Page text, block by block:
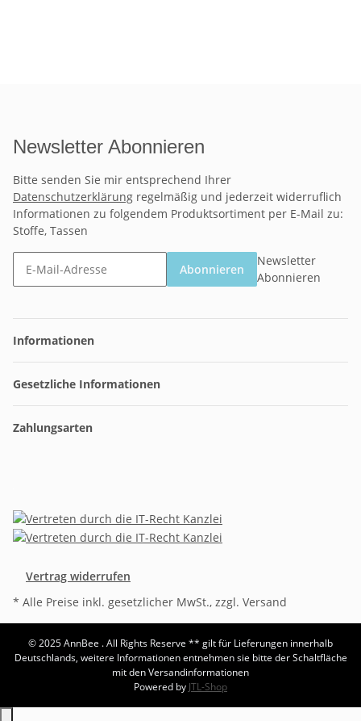
Newsletter Abonnieren
Bitte senden Sie mir entsprechend Ihrer
Datenschutzerklärung regelmäßig und jederzeit widerruflich
Informationen zu folgendem Produktsortiment per E-Mail zu:
Stoffe, Tassen
Abonnieren
Newsletter
Abonnieren
Informationen
Gesetzliche Informationen
Zahlungsarten
Vertrag widerrufen
* Alle Preise inkl. gesetzlicher MwSt., zzgl. Versand
© 2025 AnnBee . All Rights Reserve ** gilt für Lieferungen innerhalb
Deutschlands, weitere Informationen entnehmen sie bitte der Schaltfläche
mit den Versandinformationen
Powered by JTL-Shop